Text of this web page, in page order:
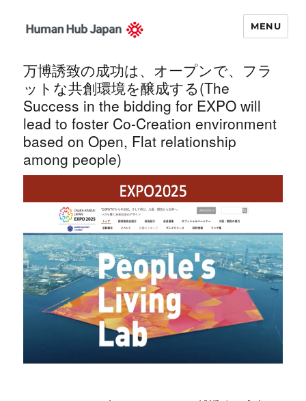
Japan – 関西イ
ノベーション・
ナビゲータ
MENU
万博誘致の成功は、オープンで、フラ
ットな共創環境を醸成する(The
Success in the bidding for EXPO will
lead to foster Co-Creation environment
based on Open, Flat relationship
among people)